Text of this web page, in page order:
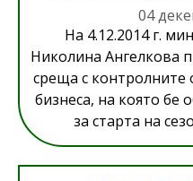
04
На 4.12.2014 г.
Николина Ангелкова
среща с контролните
бизнеса, на която бе
за старта на